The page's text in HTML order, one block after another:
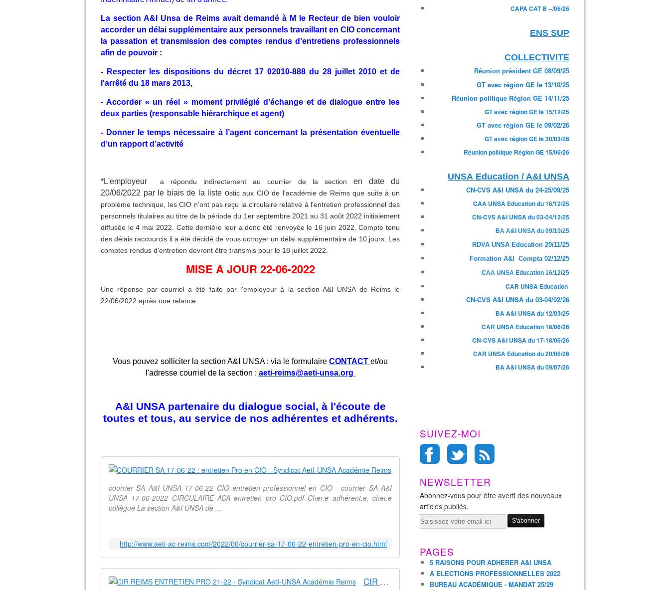
La section A&I Unsa de Reims avait demandé à M le Recteur de bien vouloir
accorder un délai supplémentaire aux personnels travaillant en CIO concernant
la passation et transmission des comptes rendus d’entretiens professionnels
afin de pouvoir :
- Respecter les dispositions du décret 17 02010-888 du 28 juillet 2010 et de
l'arrêté du 18 mars 2013,
- Accorder « un réel » moment privilégié d’échange et de dialogue entre les
deux parties (responsable hiérarchique et agent)
- Donner le temps nécessaire à l’agent concernant la présentation éventuelle
d’un rapport d’activité
*L'employeur a répondu indirectement au courrier de la section en date du
20/06/2022 par le biais de la liste ostic aux CIO de l'académie de Reims que suite à un
problème technique, les CIO n'ont pas reçu la circulaire relative à l'entretien professionnel des
personnels titulaires au titre de la période du 1er septembre 2021 au 31 août 2022 initialement
diffusée le 4 mai 2022. Cette dernière leur a donc été renvoyée le 16 juin 2022. Compte tenu
des délais raccourcis il a été décidé de vous octroyer un délai supplémentaire de 10 jours. Les
comptes rendus d'entretien devront être transmis pour le 18 juillet 2022.
MISE A JOUR 22-06-2022
Une réponse par courriel a été faite par l'employeur à la section A&I UNSA de Reims le
22/06/2022 après une relance.
Vous pouvez solliciter la section A&I UNSA : via le formulaire CONTACT et/ou
l'adresse courriel de la section : aeti-reims@aeti-unsa.org
A&I UNSA partenaire du dialogue social, à l'écoute de
toutes et tous, au service de nos adhérentes et adhérents.
courrier SA A&I UNSA 17-06-22 CIO entretien professionnel en CIO - courrier SA A&I
UNSA 17-06-2022 CIRCULAIRE ACA entretien pro CIO.pdf Cher.e adhérent.e, cher.e
collègue La section A&I UNSA de ...
http://www.aeti-ac-reims.com/2022/06/courrier-sa-17-06-22-entretien-pro-en-cio.html
CIR REIMS ENTRETIEN PRO 21-22 - Syndicat AetI-UNSA Académie Reims
CAPA CAT B --/06/26
ENS SUP
COLLECTIVITE
Réunion président GE 08/09/25
GT avec région GE le 13/10/25
Réunion politique Région GE 14/11/25
GT avec région GE le 15/12/25
GT avec région GE le 09/02/26
GT avec région GE le 30/03/26
Réunion politique Région GE 15/06/26
UNSA Education / A&I UNSA
CN-CVS A&I UNSA du 24-25/09/25
CAA UNSA Education du 16/12/25
CN-CVS A&I UNSA du 03-04/12/25
BA A&I UNSA du 09/10/25
RDVA UNSA Education 20/11/25
Formation A&I Compta 02/12/25
CAA UNSA Education 16/12/25
CAR UNSA Education
CN-CVS A&I UNSA du 03-04/02/26
BA A&I UNSA du 12/03/25
CAR UNSA Education 16/06/26
CN-CVS A&I UNSA du 17-18/06/26
CAR UNSA Education du 20/06/26
BA A&I UNSA du 09/07/26
SUIVEZ-MOI
NEWSLETTER
Abonnez-vous pour être averti des nouveaux
articles publiés.
Email
PAGES
5 RAISONS POUR ADHERER A&I UNSA
A ELECTIONS PROFESSIONNELLES 2022
BUREAU ACADÉMIQUE - MANDAT 25/29